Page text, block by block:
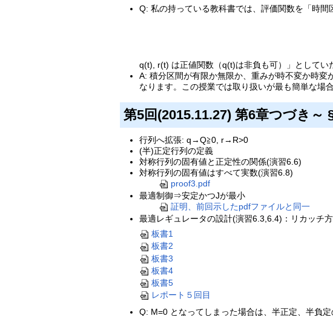
Q: 私の持っている教科書では、評価関数を「時
q(t), r(t) は正値関数（q(t)は非負も可）」としてい
A: 積分区間が有限か無限か、重みが時不変か時
なります。この授業では取り扱いが最も簡単な場
第5回(2015.11.27) 第6章つづき～
行列へ拡張: q→Q≧0, r→R>0
(半)正定行列の定義
対称行列の固有値と正定性の関係(演習6.6)
対称行列の固有値はすべて実数(演習6.8)
proof3.pdf
最適制御⇒安定かつJが最小
証明、前回示したpdfファイルと同一
最適レギュレータの設計(演習6.3,6.4)：リカッチ
板書1
板書2
板書3
板書4
板書5
レポート５回目
Q: M=0 となってしまった場合は、半正定、半負